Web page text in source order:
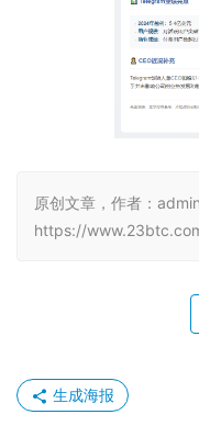
原创文章，作者：
https://
生成海报